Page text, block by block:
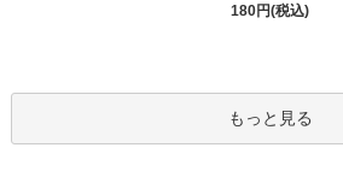
180円(税込)
もっと見る